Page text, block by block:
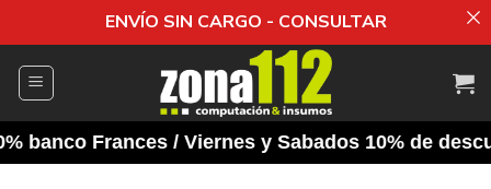
ENVÍO SIN CARGO - CONSULTAR
banco Frances / Viernes y Sabados 10% de